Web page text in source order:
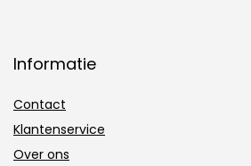
Informatie
Contact
Klantenservice
Over ons